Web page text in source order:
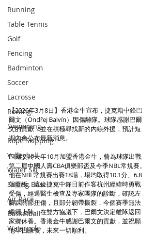
Running
Table Tennis
Golf
Fencing
Badminton
Soccer
Lacrosse
Rowing
Swimming
Rope Skipping
Volleyball
Water Ski
Sailing Boat
Air Race
Basketball
Waterpolo
【2026年3月8日】香港金牛宣布，捷克籍中鋒巴
爾文（Ondřej Balvín）因傷離隊。球隊感謝巴爾
文的貢獻，並在積極尋找新的內線外援，預計短
期內會公布最新消息。
巴爾文於去年10月加盟香港金牛，曾為球隊出戰
第二屆中國人壽CBA俱樂部盃及今季NBL常規賽。
他在NBL常規賽出賽18場，場均取得10.1分、6.8
個籃板。這位捷克中鋒日前作客杭州經緯時勇戰
受傷，經過醫生檢查及專家團隊的診斷，確認左
腳踝關節扭傷，且部分韌帶撕裂，今個賽季無法
繼續上陣。在雙方協議下，巴爾文決定離隊返回
家鄉休養。香港金牛感謝巴爾文的貢獻，並祝願
他早日康復，未來一切順利。